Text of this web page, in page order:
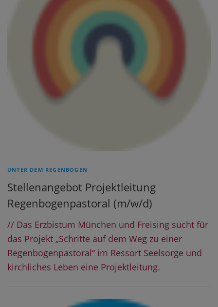
UNTER DEM REGENBOGEN
Stellenangebot Projektleitung
Regenbogenpastoral (m/w/d)
// Das Erzbistum München und Freising sucht für
das Projekt „Schritte auf dem Weg zu einer
Regenbogenpastoral“ im Ressort Seelsorge und
kirchliches Leben eine Projektleitung.